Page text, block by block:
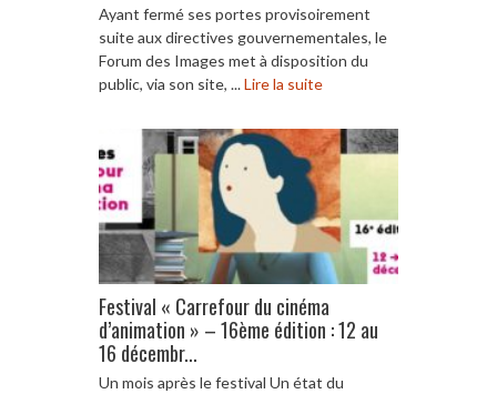
Ayant fermé ses portes provisoirement
suite aux directives gouvernementales, le
Forum des Images met à disposition du
public, via son site, ...Lire la suite
Festival « Carrefour du cinéma
d’animation » – 16ème édition : 12 au
16 décembr...
Un mois après le festival Un état du